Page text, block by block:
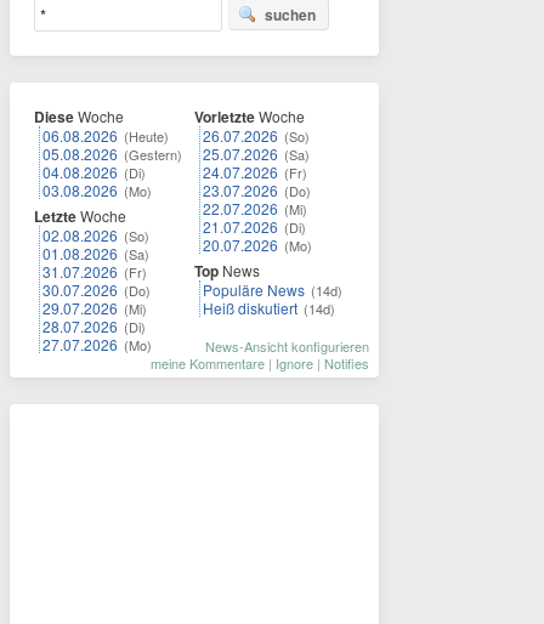
suchen
DieseWoche
06.08.2026 (Heute)
05.08.2026 (Gestern)
04.08.2026 (Di)
03.08.2026 (Mo)
LetzteWoche
02.08.2026 (So)
01.08.2026 (Sa)
31.07.2026 (Fr)
30.07.2026 (Do)
29.07.2026 (Mi)
28.07.2026 (Di)
27.07.2026 (Mo)
VorletzteWoche
26.07.2026 (So)
25.07.2026 (Sa)
24.07.2026 (Fr)
23.07.2026 (Do)
22.07.2026 (Mi)
21.07.2026 (Di)
20.07.2026 (Mo)
Top News
Populäre News (14d)
Heiß diskutiert (14d)
News-Ansicht konfigurieren
meine Kommentare | Ignore | Notifies